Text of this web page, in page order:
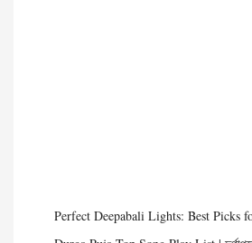
Perfect Deepabali Lights: Best Picks